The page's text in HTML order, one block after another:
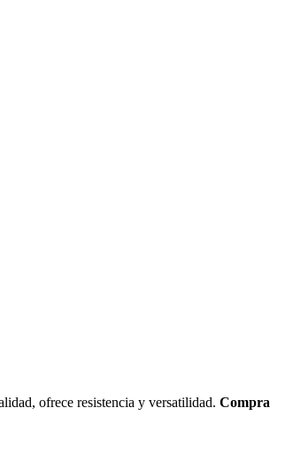
ofrece resistencia y versatilidad. Compra